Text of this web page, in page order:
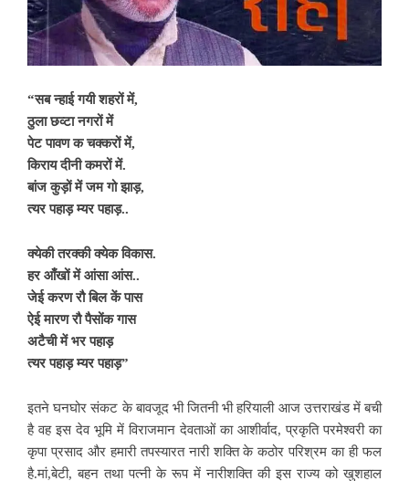
“सब न्हाई गयी शहरों में,
ठुला छव्टा नगरों में
पेट पावण क चक्करों में,
किराय दीनी कमरों में.
बांज कुड़ों में जम गो झाड़,
त्यर पहाड़ म्यर पहाड़..
क्येकी तरक्की क्येक विकास.
हर आँखों में आंसा आंस..
जेई करण रौ बिल कें पास
ऐई मारण रौ पैसोंक गास
अटैची में भर पहाड़
त्यर पहाड़ म्यर पहाड़”
इतने घनघोर संकट के बावजूद भी जितनी भी हरियाली आज उत्तराखंड में बची
है वह इस देव भूमि में विराजमान देवताओं का आशीर्वाद, प्रकृति परमेश्वरी का
कृपा प्रसाद और हमारी तपस्यारत नारी शक्ति के कठोर परिश्रम का ही फल
है.मां,बेटी, बहन तथा पत्नी के रूप में नारीशक्ति की इस राज्य को खुशहाल